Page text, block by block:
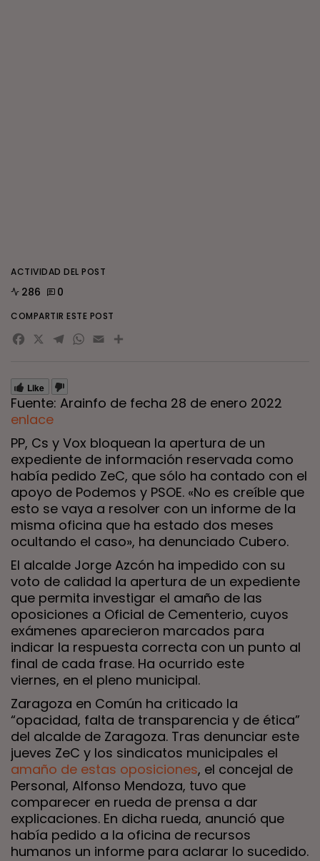
Like
Fuente: Arainfo de fecha 28 de enero 2022
enlace
PP, Cs y Vox bloquean la apertura de un
expediente de información reservada como
había pedido ZeC, que sólo ha contado con el
apoyo de Podemos y PSOE. «No es creíble que
esto se vaya a resolver con un informe de la
misma oficina que ha estado dos meses
ocultando el caso», ha denunciado Cubero.
El alcalde Jorge Azcón ha impedido con su
voto de calidad la apertura de un expediente
que permita investigar el amaño de las
oposiciones a Oficial de Cementerio, cuyos
exámenes aparecieron marcados para
indicar la respuesta correcta con un punto al
final de cada frase. Ha ocurrido este
viernes, en el pleno municipal.
Zaragoza en Común ha criticado la
“opacidad, falta de transparencia y de ética”
del alcalde de Zaragoza. Tras denunciar este
jueves ZeC y los sindicatos municipales el
amaño de estas oposiciones, el concejal de
Personal, Alfonso Mendoza, tuvo que
comparecer en rueda de prensa a dar
explicaciones. En dicha rueda, anunció que
había pedido a la oficina de recursos
humanos un informe para aclarar lo sucedido.
ACTIVIDAD DEL POST
286 0
COMPARTIR ESTE POST
Facebook
X Telegram
WhatsApp
EmailCompartir